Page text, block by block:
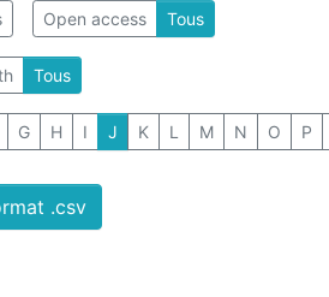
Open access Tous
Tous
G H I J K L M N O P
.csv